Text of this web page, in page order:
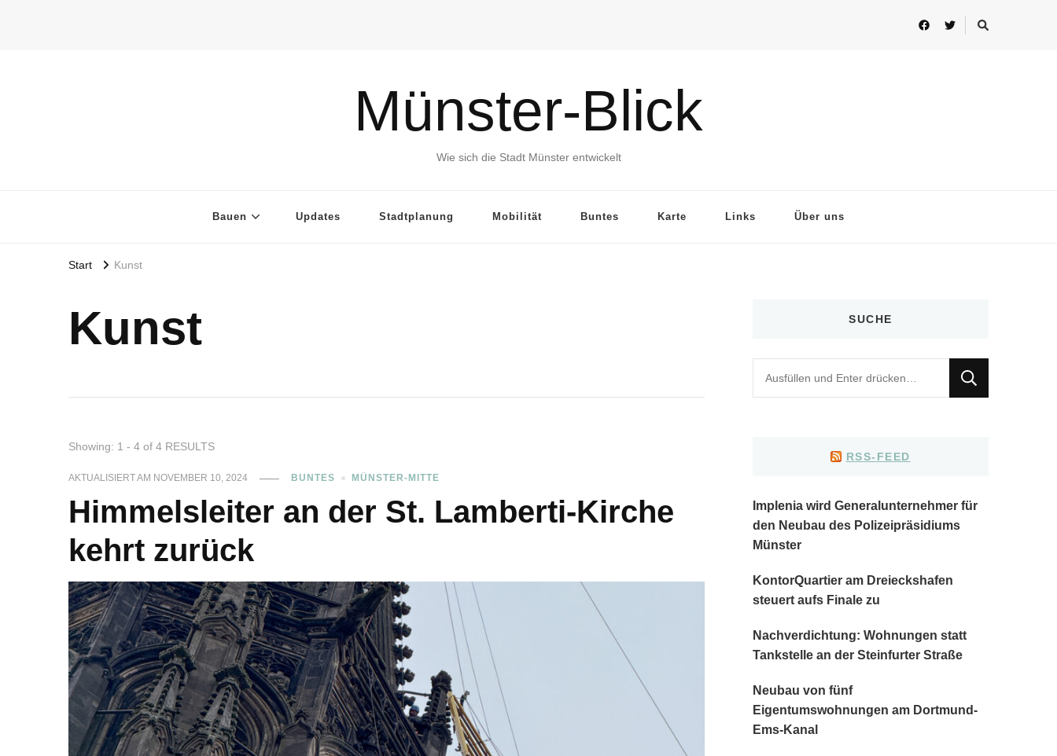
Münster-Blick
Wie sich die Stadt Münster entwickelt
Bauen Updates Stadtplanung Mobilität Buntes Karte Links Über uns
Start Kunst
Kunst
Showing: 1 - 4 of 4 RESULTS
AKTUALISIERT AM NOVEMBER 10, 2024 BUNTES MÜNSTER-MITTE
Himmelsleiter an der St. Lamberti-Kirche
kehrt zurück
SUCHE
du
RSS-FEED
Implenia wird Generalunternehmer für
den Neubau des Polizeipräsidiums
Münster
KontorQuartier am Dreieckshafen
steuert aufs Finale zu
Nachverdichtung: Wohnungen statt
Tankstelle an der Steinfurter Straße
Neubau von fünf
Eigentumswohnungen am Dortmund-
Ems-Kanal